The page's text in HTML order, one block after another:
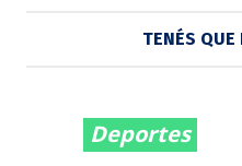
TENÉS QUE
Deportes